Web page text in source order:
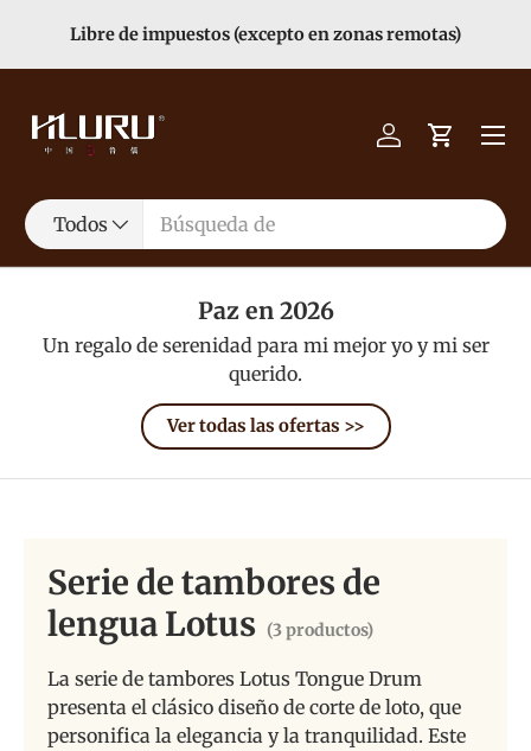
Ir al contenido
Libre de impuestos (excepto en zonas remotas)
Buscar
Tipo de producto
Todos
Iniciar sesión
Carrito
Menú
Paz en 2026
Un regalo de serenidad para mi mejor yo y mi ser
querido.
Ver todas las ofertas >>
Serie de tambores de
lengua Lotus (3 productos)
La serie de tambores Lotus Tongue Drum
presenta el clásico diseño de corte de loto, que
personifica la elegancia y la tranquilidad. Este